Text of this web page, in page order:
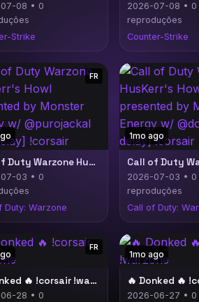
08 • 0
Strike
2026-07-08 • 0
reproduções
Counter-Strike
FR
Call of Duty Warzone HusKerr's Howl presented by Monster Energy w/ @purojackal [60s delay] !corsair
03 • 0
Duty: Warzone
1mo ago
2026-07-03 • 0
reproduções
Call of Duty:
FR
🔥 Donked 🔥 !corsair !warzone
28 • 0
1mo ago
2026-06-27 • 0